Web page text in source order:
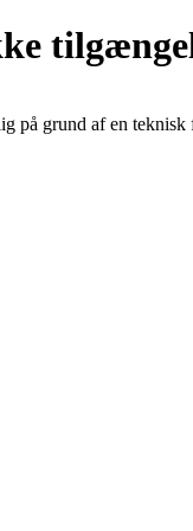
på grund af en teknisk